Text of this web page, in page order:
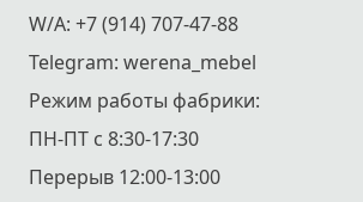
W/A: +7 (914) 707-47-88
Telegram: werena_mebel
Режим работы фабрики:
ПН-ПТ с 8:30-17:30
Перерыв 12:00-13:00